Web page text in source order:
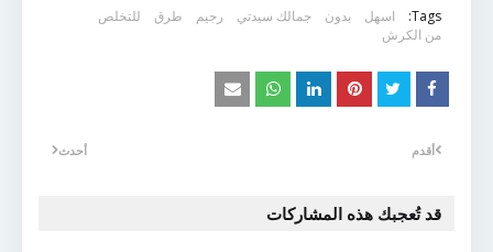
Tags: اسهل بدون جمالك سيدتي رجيم طرق
للتخلص
من الكرش
أحدث أقدم
قد تُعجبك هذه المشاركات